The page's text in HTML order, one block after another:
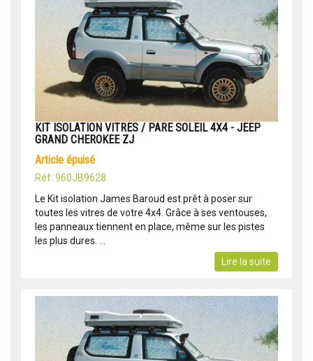
KIT ISOLATION VITRES / PARE SOLEIL 4X4 - JEEP
GRAND CHEROKEE ZJ
article épuisé
Réf: 960JB9628
Le Kit isolation James Baroud est prêt à poser sur
toutes les vitres de votre 4x4. Grâce à ses ventouses,
les panneaux tiennent en place, même sur les pistes
les plus dures. ...
Lire la suite